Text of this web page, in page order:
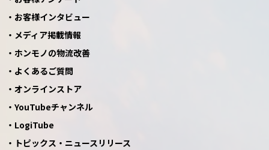
お客様インタビュー
メディア掲載情報
ホンモノの物流改善
よくあるご質問
オンラインストア
YouTubeチャンネル
LogiTube
トピックス・ニュースリリース